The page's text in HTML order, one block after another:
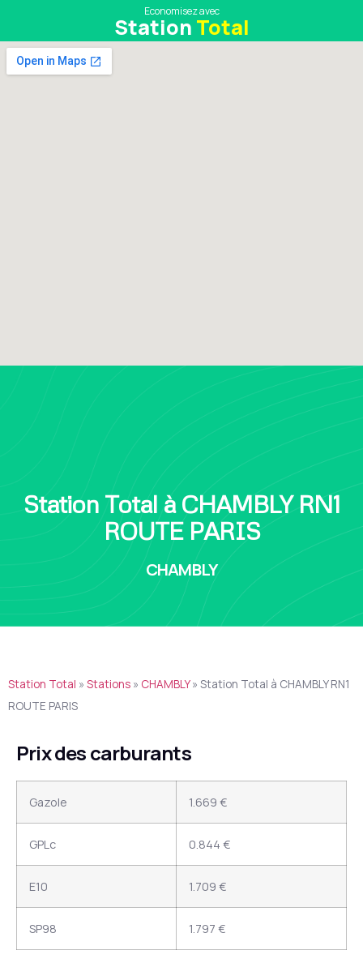
Economisez avec
Station Total
Station Total à CHAMBLY RN1
ROUTE PARIS
CHAMBLY
Station Total » Stations » CHAMBLY» Station Total à CHAMBLY RN1
ROUTE PARIS
Prix des carburants
Gazole 1.669 €
GPLc 0.844 €
E10 1.709 €
SP98 1.797 €